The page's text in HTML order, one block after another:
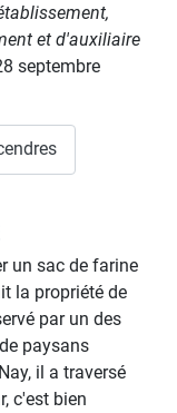
et d'auxiliaire
septembre
un sac de farine
la propriété de
par un des
paysans
il a traversé
c'est bien